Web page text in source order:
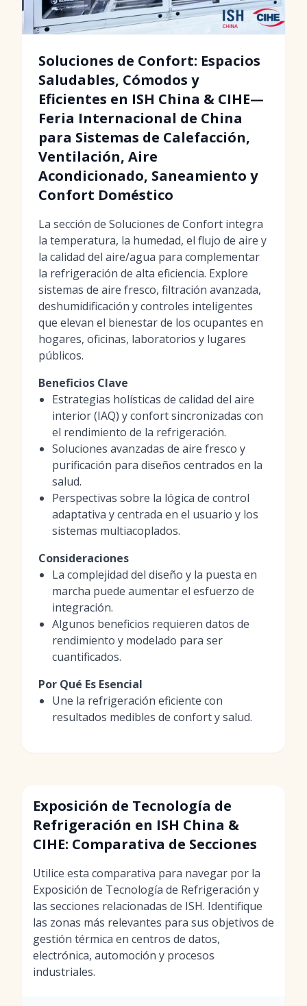
Soluciones de Confort: Espacios
Saludables, Cómodos y
Eficientes en ISH China & CIHE—
Feria Internacional de China
para Sistemas de Calefacción,
Ventilación, Aire
Acondicionado, Saneamiento y
Confort Doméstico
La sección de Soluciones de Confort integra
la temperatura, la humedad, el flujo de aire y
la calidad del aire/agua para complementar
la refrigeración de alta eficiencia. Explore
sistemas de aire fresco, filtración avanzada,
deshumidificación y controles inteligentes
que elevan el bienestar de los ocupantes en
hogares, oficinas, laboratorios y lugares
públicos.
Beneficios Clave
Estrategias holísticas de calidad del aire
interior (IAQ) y confort sincronizadas con
el rendimiento de la refrigeración.
Soluciones avanzadas de aire fresco y
purificación para diseños centrados en la
salud.
Perspectivas sobre la lógica de control
adaptativa y centrada en el usuario y los
sistemas multiacoplados.
Consideraciones
La complejidad del diseño y la puesta en
marcha puede aumentar el esfuerzo de
integración.
Algunos beneficios requieren datos de
rendimiento y modelado para ser
cuantificados.
Por Qué Es Esencial
Une la refrigeración eficiente con
resultados medibles de confort y salud.
Exposición de Tecnología de
Refrigeración en ISH China &
CIHE: Comparativa de Secciones
Utilice esta comparativa para navegar por la
Exposición de Tecnología de Refrigeración y
las secciones relacionadas de ISH. Identifique
las zonas más relevantes para sus objetivos de
gestión térmica en centros de datos,
electrónica, automoción y procesos
industriales.